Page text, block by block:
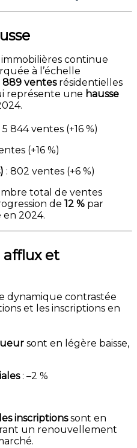
continue
à l’échelle
889 ventesrésidentielles
représente une hausse
844 ventes (+16 %)
(+16 %)
: 802 ventes (+6 %)
total de ventes
de 12 % par
2024.
afflux et
dynamique contrastée
et les inscriptions en
sont en légère baisse,
: –2 %
inscriptionssont en
un renouvellement